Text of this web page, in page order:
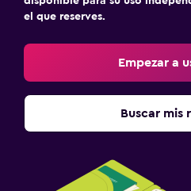
el que reserves.
Empezar a
Buscar mis